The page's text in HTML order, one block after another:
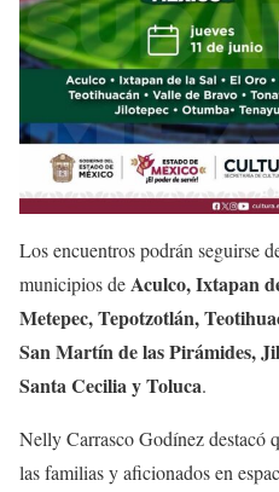
Los encuentros podrán seguirse
municipios deAculco, Ixtapan
Metepec, Tepotzotlán,
San Martín de las Pirámides,
Santa Cecilia y Toluca.
Nelly Carrasco Godínez destacó
las familias y aficionados en